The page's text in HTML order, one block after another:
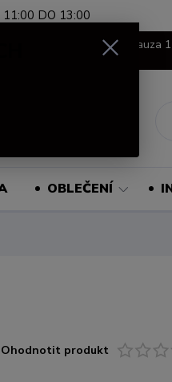
DO 13:00
Po-Pá, 8:00-16:00 pauza
OBLEČENÍ
Ohodnotit produkt